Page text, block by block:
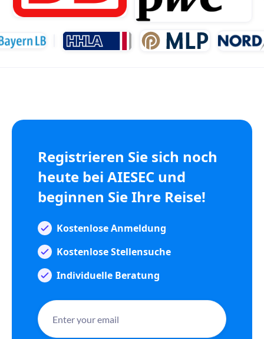
Registrieren Sie sich noch
heute bei AIESEC und
beginnen Sie Ihre Reise!
Kostenlose Anmeldung
Kostenlose Stellensuche
Individuelle Beratung